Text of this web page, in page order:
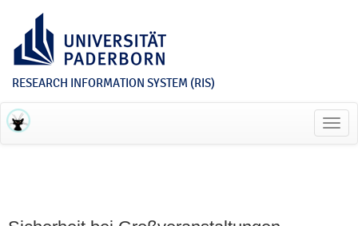
RESEARCH INFORMATION SYSTEM (RIS)